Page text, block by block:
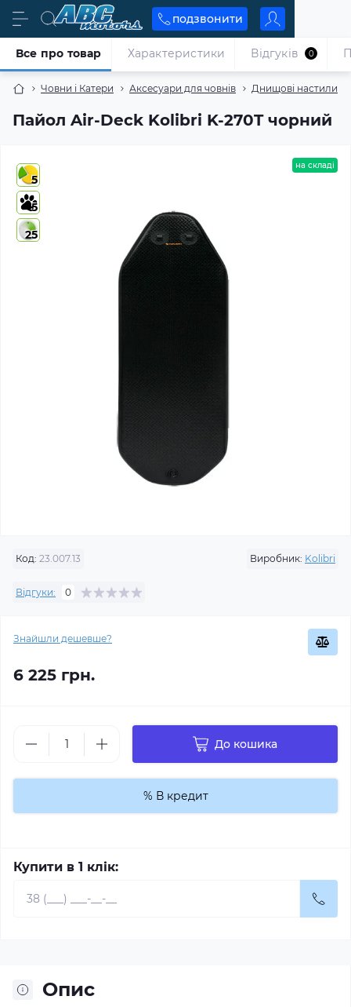
подзвонити
Човни і Катери Аксесуари для човнів Днищові настили
Пайол Air-Deck Kolibri K-270T чорний
Все про товар Характеристики Відгуків 0
5
5
25
на складі
Код: 23.007.13 Виробник: Kolibri
Відгуки: 0
Знайшли дешевше?
6 225 грн.
До кошика
% В кредит
Купити в 1 клік:
Опис